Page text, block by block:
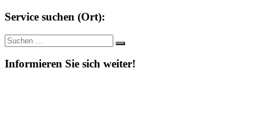
Service suchen (Ort):
Suche
nach:
Suchen
Informieren Sie sich weiter!